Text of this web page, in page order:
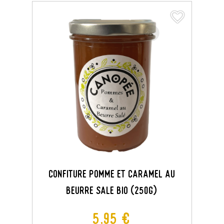
CONFITURE POMME ET CARAMEL AU
BEURRE SALE BIO (250G)
Prix
5,95 €
favorite_border
favorite_border